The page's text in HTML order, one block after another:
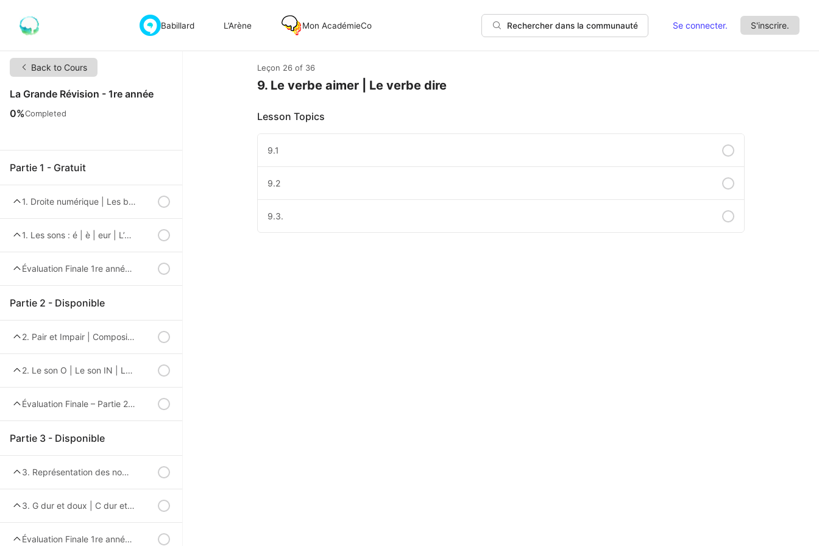
Back to Cours
La Grande Révision - 1re année
0%Completed
Partie 1 - Gratuit
1. Droite numérique | Les bonds | L’ordre croissant et décroissant | avant, après, entre
1. Les sons : é | è | eur | L’ordre alphabétique
Évaluation Finale 1re année – Partie 1 – Abonnement Gratuit Requis
Partie 2 - Disponible
2. Pair et Impair | Composition des nombres | Ajouter ou enlever une valeur
2. Le son O | Le son IN | Le S qui fait le son Z
Évaluation Finale – Partie 2 – 1re année
Partie 3 - Disponible
3. Représentation des nombres | Décomposition des nombres | plus petit, plus grand ou égal
3. G dur et doux | C dur et doux | le son gn
Évaluation Finale 1re année – Partie 3
Babillard L’Arène Mon AcadémieCo Rechercher dans la communauté Se connecter. S'inscrire.
Leçon 26 of 36
9. Le verbe aimer | Le verbe dire
Lesson Topics
9.1
9.2
9.3.